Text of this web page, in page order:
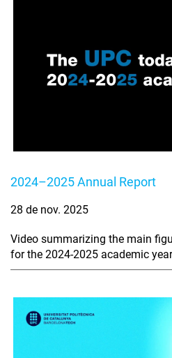
2024–2025 Annual Report
28 de nov. 2025
Video summarizing the main
for the 2024-2025 academic